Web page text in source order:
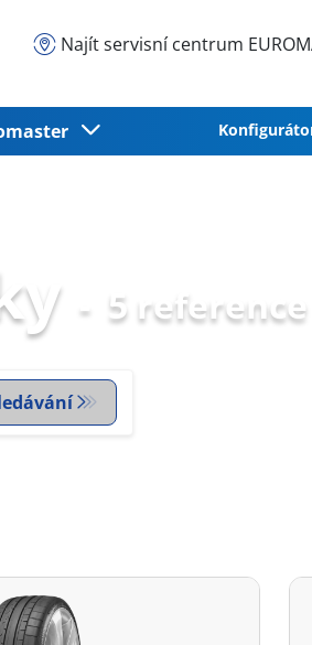
Najít servisní centrum
- 5 reference